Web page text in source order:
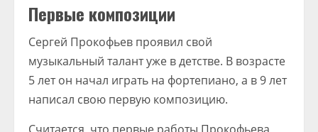
Первые композиции
Сергей Прокофьев проявил свой
музыкальный талант уже в детстве. В возрасте
5 лет он начал играть на фортепиано, а в 9 лет
написал свою первую композицию.